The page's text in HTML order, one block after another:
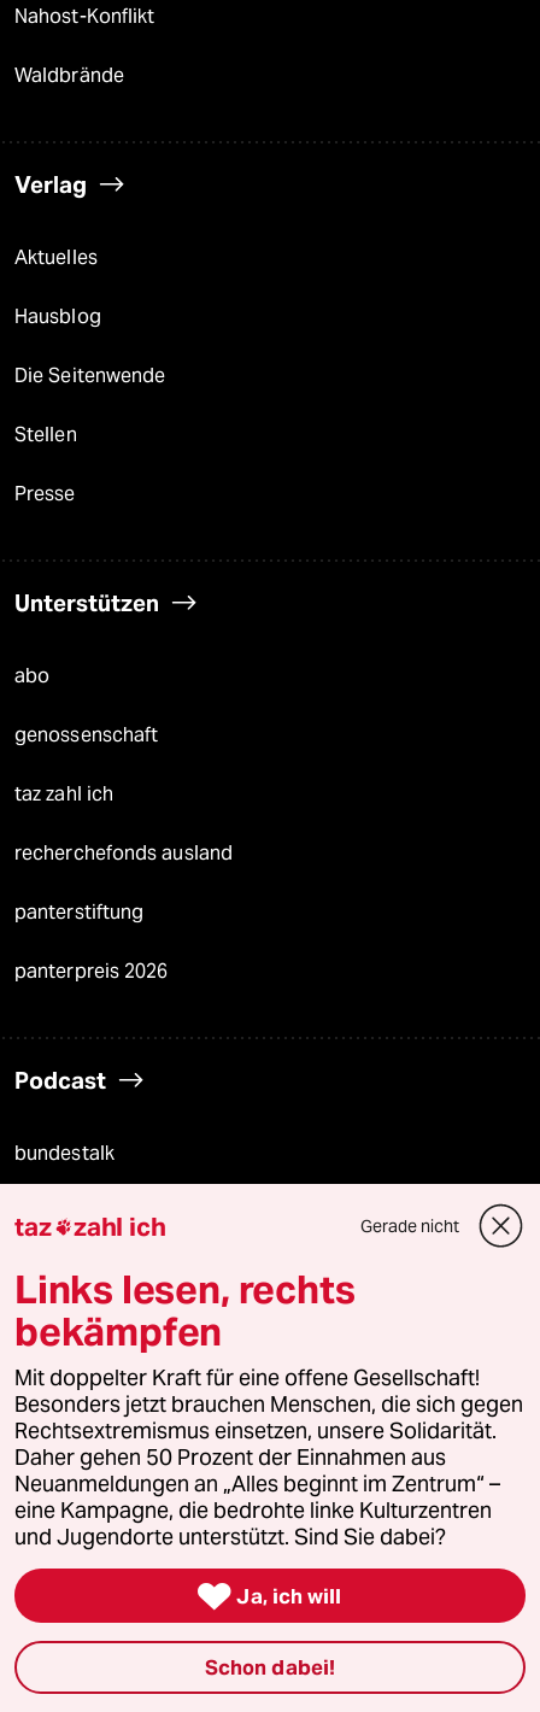
Nahost-Konflikt
Waldbrände
Verlag
Aktuelles
Hausblog
Die Seitenwende
Stellen
Presse
Unterstützen
abo
genossenschaft
taz zahl ich
recherchefonds ausland
panterstiftung
panterpreis 2026
Podcast
bundestalk
fernverbindung
klima update°
Mauerecho
Freie Rede
reingehen
Newsletter
team zukunft
taz frisch
taz zahl ich Gerade nicht
Links lesen, rechts
bekämpfen
Mit doppelter Kraft für eine offene Gesellschaft!
Besonders jetzt brauchen Menschen, die sich gegen
Rechtsextremismus einsetzen, unsere Solidarität.
Daher gehen 50 Prozent der Einnahmen aus
Neuanmeldungen an „Alles beginnt im Zentrum“ –
eine Kampagne, die bedrohte linke Kulturzentren
und Jugendorte unterstützt. Sind Sie dabei?
 Ja, ich will
Schon dabei!